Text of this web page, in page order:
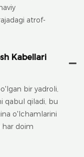
atrof-
Kabellari
bir yadroli,
qabul qiladi, bu
o'lchamlarini
har doim